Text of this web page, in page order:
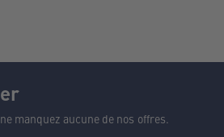
manquez aucune de nos offres.